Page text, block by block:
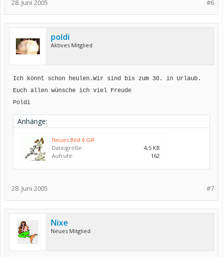
#6
28. Juni 2005
poldi
Aktives Mitglied
Ich könnt schon heulen.Wir sind bis zum 30. in Urlaub.
Euch allen wünsche ich viel Freude
Poldi
Anhänge:
Neues Bild 4.GIF
Dateigröße:
4,5 KB
Aufrufe:
162
#7
28. Juni 2005
Nixe
Neues Mitglied